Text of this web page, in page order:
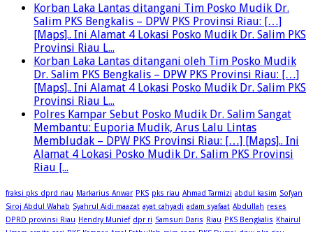
Korban Laka Lantas ditangani Tim Posko Mudik Dr.
Salim PKS Bengkalis – DPW PKS Provinsi Riau: […]
[Maps].. Ini Alamat 4 Lokasi Posko Mudik Dr. Salim PKS
Provinsi Riau L...
Korban Laka Lantas ditangani oleh Tim Posko Mudik
Dr. Salim PKS Bengkalis – DPW PKS Provinsi Riau: […]
[Maps].. Ini Alamat 4 Lokasi Posko Mudik Dr. Salim PKS
Provinsi Riau L...
Polres Kampar Sebut Posko Mudik Dr. Salim Sangat
Membantu: Euporia Mudik, Arus Lalu Lintas
Membludak – DPW PKS Provinsi Riau: […] [Maps].. Ini
Alamat 4 Lokasi Posko Mudik Dr. Salim PKS Provinsi
Riau [...
fraksi pks dprd riau Markarius Anwar PKS pks riau Ahmad Tarmizi abdul kasim Sofyan
Siroj Abdul Wahab Syahrul Aidi maazat ayat cahyadi adam syafaat Abdullah reses
DPRD provinsi Riau Hendry Munief dpr ri Samsuri Daris Riau PKS Bengkalis Khairul